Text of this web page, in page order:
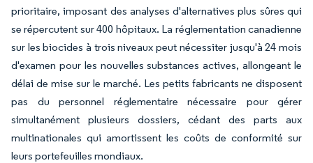
prioritaire, imposant des analyses d'alternatives plus sûres qui
se répercutent sur 400 hôpitaux. La réglementation canadienne
sur les biocides à trois niveaux peut nécessiter jusqu'à 24 mois
d'examen pour les nouvelles substances actives, allongeant le
délai de mise sur le marché. Les petits fabricants ne disposent
pas du personnel réglementaire nécessaire pour gérer
simultanément plusieurs dossiers, cédant des parts aux
multinationales qui amortissent les coûts de conformité sur
leurs portefeuilles mondiaux.